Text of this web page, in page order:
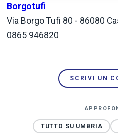
Borgotufi
Via Borgo Tufi 80 - 86080
0865 946820
SCRIVI UN
TUTTO SU UMBRIA